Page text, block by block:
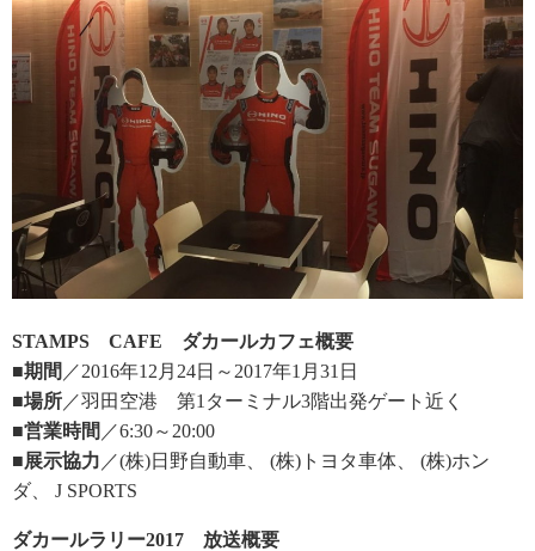
STAMPS CAFE ダカールカフェ概要
■期間 ／2016年12月24日～2017年1月31日
■場所 ／羽田空港 第1ターミナル3階出発ゲート近く
■営業時間 ／6:30～20:00
■展示協力 ／(株)日野自動車、 (株)トヨタ車体、 (株)ホン
ダ、 J SPORTS
ダカールラリー2017 放送概要